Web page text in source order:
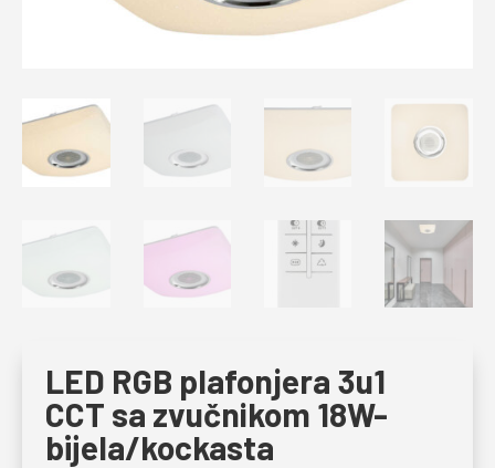
LED RGB plafonjera 3u1
CCT sa zvučnikom 18W-
bijela/kockasta